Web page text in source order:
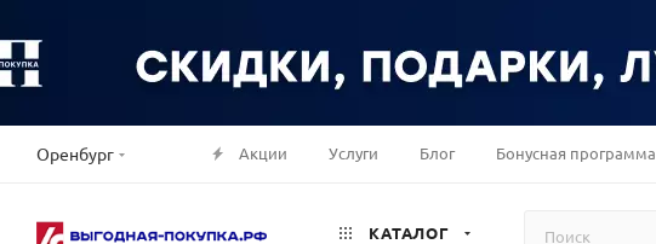
Оренбург Акции Услуги Блог Бонусная программа
КАТАЛОГ